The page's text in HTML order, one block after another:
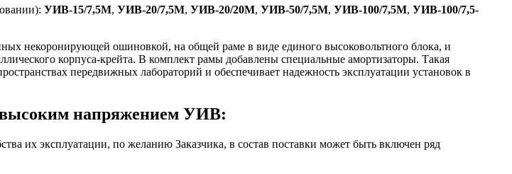
УИВ-15/7,5М, УИВ-20/7,5М, УИВ-20/20М, УИВ-50/7,5М, УИВ-100/7,5М, УИВ-100/7,5-
некоронирующей ошиновкой, на общей раме в виде единого высоковольтного блока, и
корпуса-крейта. В комплект рамы добавлены специальные амортизаторы. Такая
передвижных лабораторий и обеспечивает надежность эксплуатации установок в
высоким напряжением УИВ:
их эксплуатации, по желанию Заказчика, в состав поставки может быть включен ряд